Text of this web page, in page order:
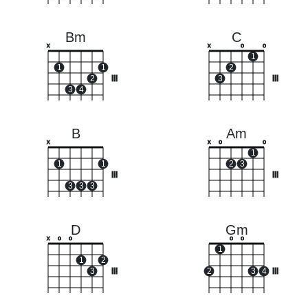
Bm
x
1
3 4
2
1
C
x
3
2
o
1
o
B
x
1
3 3 3
1
Am
x o
2 3
1
o
D
x o o
1
3
2
Gm
2
1
o o
3 4